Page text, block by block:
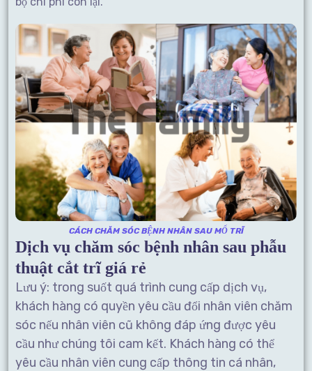
CÁCH CHĂM SÓC BỆNH NHÂN SAU MỔ TRĨ
Dịch vụchăm sóc bệnh nhân sau phẫu
thuật cắt trĩ giá rẻ
Lưu ý: trong suốt quá trình cung cấp dịch vụ,
khách hàng có quyền yêu cầu đổi nhân viên chăm
sóc nếu nhân viên cũ không đáp ứng được yêu
cầu như chúng tôi cam kết. Khách hàng có thể
yêu cầu nhân viên cung cấp thông tin cá nhân,